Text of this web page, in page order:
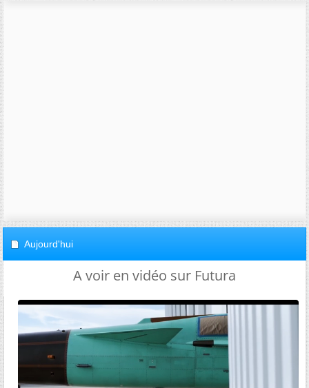
Aujourd'hui
A voir en vidéo sur Futura